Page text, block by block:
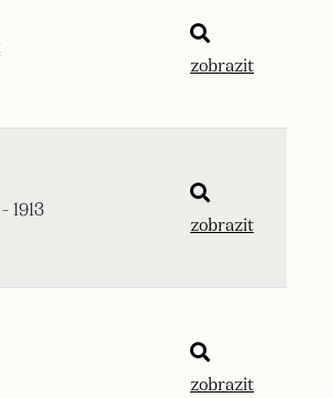
zobrazit
1913
zobrazit
zobrazit